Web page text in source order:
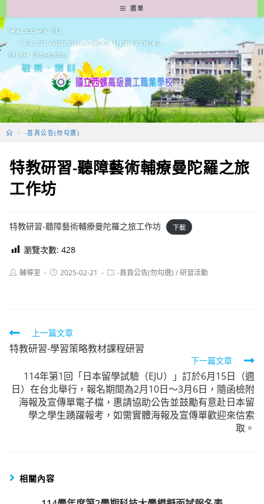
轉
至
要
容
選單
> -首頁公告(勿勾選)
特教研習-聽障藝術輔療曼陀羅之旅
工作坊
特教研習-聽障藝術輔療曼陀羅之旅工作坊 下載
瀏覽次數: 428
Post輔導室
Post2025-02-21
Post-首頁公告(勿勾選) /研習活動
Read
more
articles
上一篇文章
特教研習-學習策略教材課程研習
下一篇文章
114年第1回「日本留學試驗（EJU）」訂於6月15日（週
日）在台北舉行，報名期間為2月10日～3月6日，隨函檢附
海報及宣傳單電子檔，惠請協助公告並鼓勵有意赴日本留
學之學生踴躍報考，如需實體海報及宣傳單歡迎來信索
取。
相關內容